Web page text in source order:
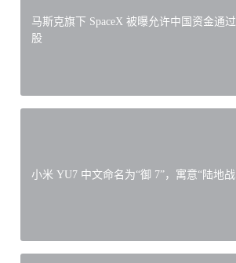
马斯克旗下 SpaceX 被曝允许中国资金通
股
小米 YU7 中文命名为“御 7”，寓意“陆地